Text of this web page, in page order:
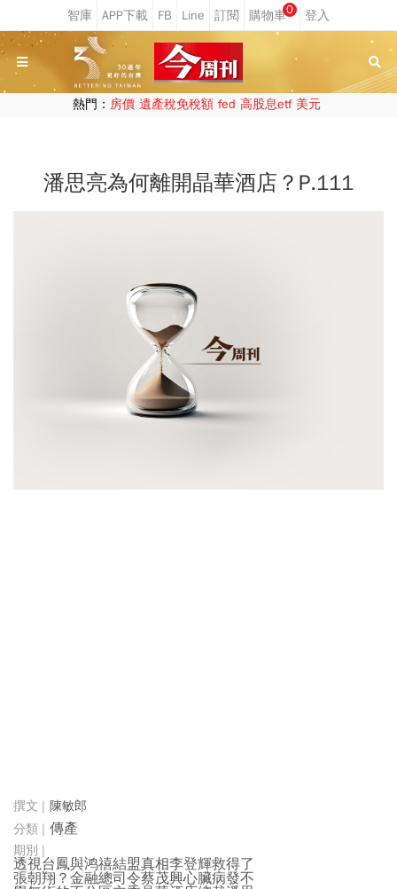
0
熱門： 房價 遺產稅免稅額 fed 高股息etf 美元
潘思亮為何離開晶華酒店？P.111
陳敏郎
傳產
透視台鳳與鸿禧結盟真相李登輝救得了
張朝翔？金融總司令蔡茂興心臟病發不